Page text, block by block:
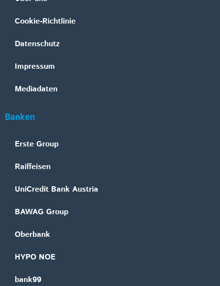
Cookie-Richtlinie
Datenschutz
Impressum
Mediadaten
Banken
Erste Group
Raiffeisen
UniCredit Bank Austria
BAWAG Group
Oberbank
HYPO NOE
bank99